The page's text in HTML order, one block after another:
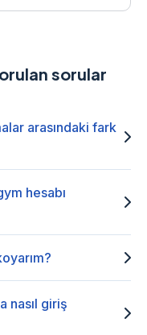
sorular
arasındaki fark
hesabı
nasıl giriş